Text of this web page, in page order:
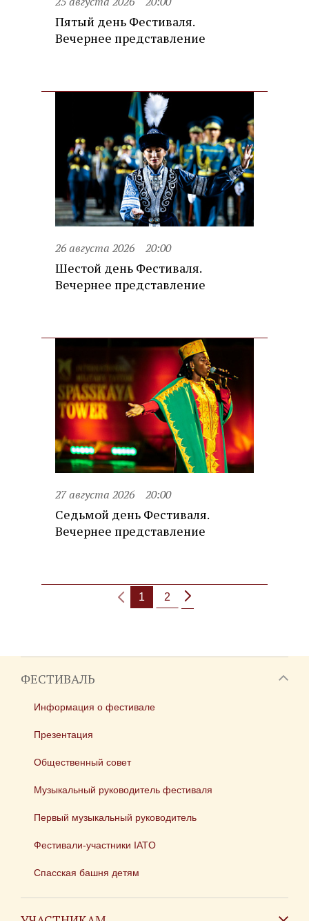
Пятый день Фестиваля.
Вечернее представление
26 августа 2026 20:00
Шестой день Фестиваля.
Вечернее представление
27 августа 2026 20:00
Седьмой день Фестиваля.
Вечернее представление
1 2
ФЕСТИВАЛЬ
Информация о фестивале
Презентация
Общественный совет
Музыкальный руководитель фестиваля
Первый музыкальный руководитель
Фестивали-участники IATO
Спасская башня детям